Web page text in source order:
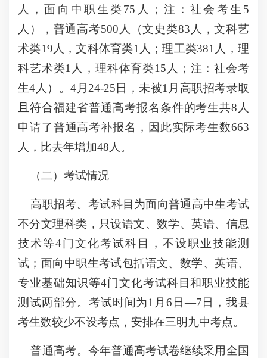
人，面向中职生类75人；注：社会考生5
人），普通高考500人（文史类83人，文科艺
术类19人，文科体育类1人；理工类381人，理
科艺术类1人，理科体育类15人；注：社会考
生4人）。4月24-25日，未被1月高职招考录取
且符合福建省普通高考报名条件的考生共8人
申请了普通高考补报名，因此实际考生数663
人，比去年增加48人。
（二）考试情况
高职招考。考试科目为面向普通高中生考试
不分文理科类，只设语文、数学、英语、信息
技术等4门文化考试科目，不设职业技能测
试；面向中职生考试包括语文、数学、英语、
专业基础知识等4门文化考试科目和职业技能
测试两部分。考试时间为1月6日—7日，我县
考生数较少不设考点，安排在三明九中考点。
普通高考。今年普通高考试卷继续采用全国